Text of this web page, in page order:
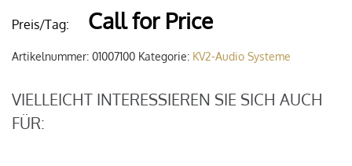
Preis/Tag: Call for Price
Artikelnummer: 01007100 Kategorie: KV2-Audio Systeme
VIELLEICHT INTERESSIEREN SIE SICH AUCH
FÜR: